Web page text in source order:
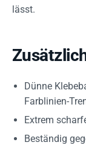
lässt.
Dünne
Farblinien-
Extrem
Beständig